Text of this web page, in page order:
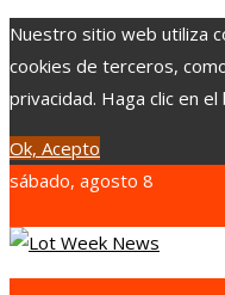
Nuestro sitio web utiliza
cookies de terceros,
privacidad. Haga clic en
Ok, Acepto
sábado, agosto 8